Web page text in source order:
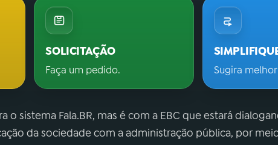
SOLICITAÇÃO
Faça um pedido. Sugira
o sistema Fala.BR, mas é com a EBC que estará
da sociedade com a administração pública, por